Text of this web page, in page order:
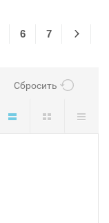
6 7
Сбросить